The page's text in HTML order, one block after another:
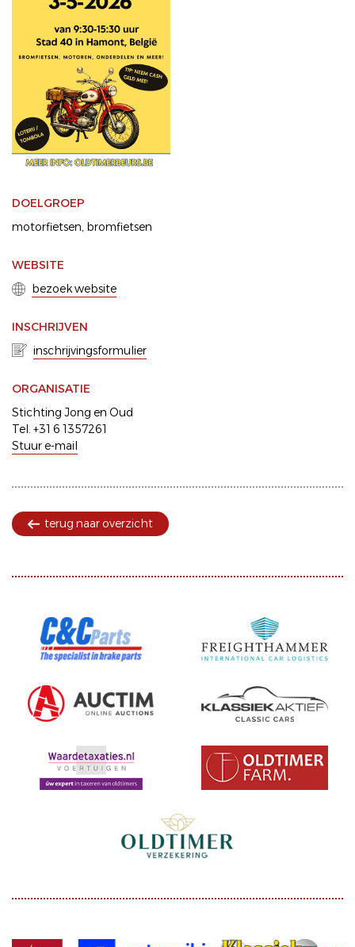
DOELGROEP
motorfietsen bromfietsen
WEBSITE
bezoek website
INSCHRIJVEN
inschrijvingsformulier
ORGANISATIE
Stichting Jong en Oud
Tel. +31 6 1357261
Stuur e-mail
terug naar overzicht